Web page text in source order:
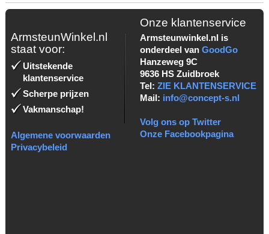
ArmsteunWinkel.nl
staat voor:
Uitstekende
klantenservice
Scherpe prijzen
Vakmanschap!
Algemene voorwaarden
Privacybeleid
Onze klantenservice
Armsteunwinkel.nl is
onderdeel van GoodGo
Hanzeweg 9C
9636 HS Zuidbroek
Tel: ZIE KLANTENSERVICE
Mail: info@concept-s.nl
Volg ons op Twitter
Onze Facebookpagina